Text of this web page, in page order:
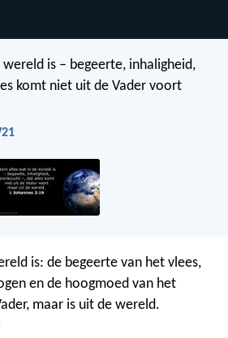
is – begeerte, inhaligheid,
komt niet uit de Vader voort
is: de begeerte van het vlees,
en de hoogmoed van het
maar is uit de wereld.